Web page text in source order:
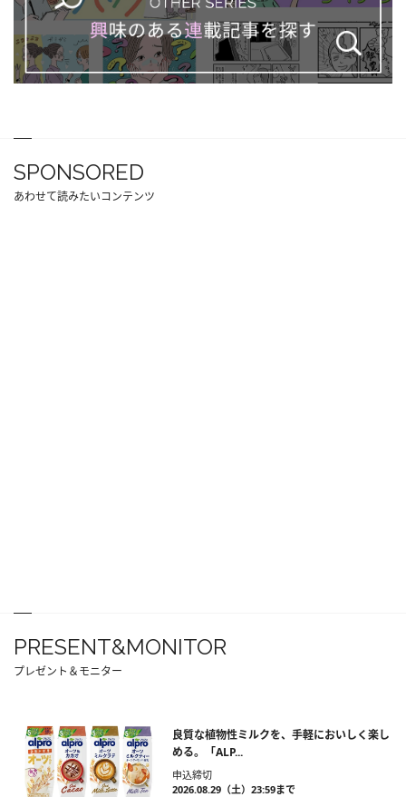
SPONSORED
あわせて読みたいコンテンツ
PRESENT&MONITOR
プレゼント＆モニター
良質な植物性ミルクを、手軽においしく楽し
める。「ALP...
申込締切
2026.08.29（土）23:59まで